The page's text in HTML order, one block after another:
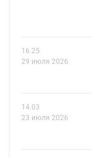
16.25
29 июля 2026
14.03
23 июля 2026